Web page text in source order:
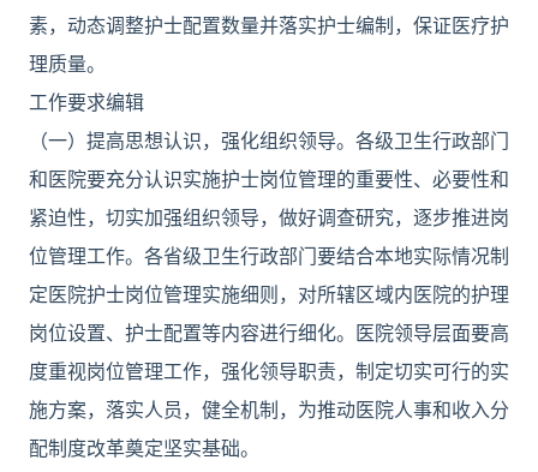
素，动态调整护士配置数量并落实护士编制，保证医疗护
理质量。
工作要求编辑
（一）提高思想认识，强化组织领导。各级卫生行政部门
和医院要充分认识实施护士岗位管理的重要性、必要性和
紧迫性，切实加强组织领导，做好调查研究，逐步推进岗
位管理工作。各省级卫生行政部门要结合本地实际情况制
定医院护士岗位管理实施细则，对所辖区域内医院的护理
岗位设置、护士配置等内容进行细化。医院领导层面要高
度重视岗位管理工作，强化领导职责，制定切实可行的实
施方案，落实人员，健全机制，为推动医院人事和收入分
配制度改革奠定坚实基础。